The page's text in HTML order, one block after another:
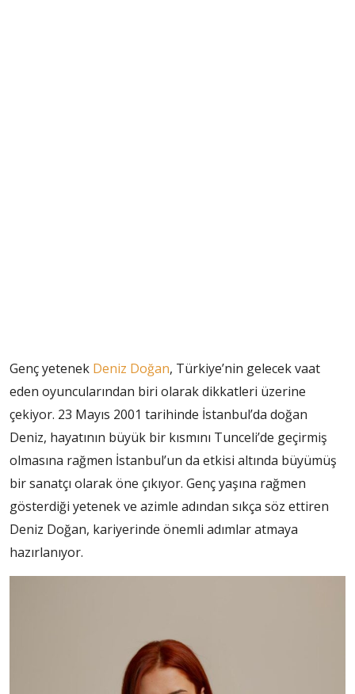
Genç yetenek Deniz Doğan, Türkiye’nin gelecek vaat
eden oyuncularından biri olarak dikkatleri üzerine
çekiyor. 23 Mayıs 2001 tarihinde İstanbul’da doğan
Deniz, hayatının büyük bir kısmını Tunceli’de geçirmiş
olmasına rağmen İstanbul’un da etkisi altında büyümüş
bir sanatçı olarak öne çıkıyor. Genç yaşına rağmen
gösterdiği yetenek ve azimle adından sıkça söz ettiren
Deniz Doğan, kariyerinde önemli adımlar atmaya
hazırlanıyor.